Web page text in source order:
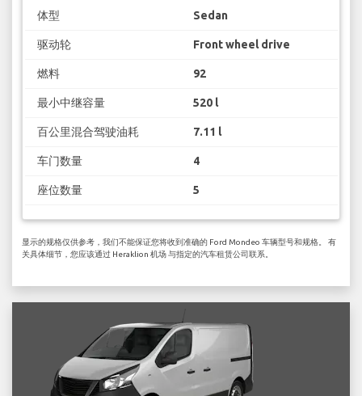
体型 Sedan
驱动轮 Front wheel drive
燃料 92
最小中继容量 520 l
百公里混合驾驶油耗 7.11 l
车门数量 4
座位数量 5
显示的规格仅供参考，我们不能保证您将收到准确的 Ford Mondeo 车辆型号和规格。 有
关具体细节，您应该通过 Heraklion 机场 与指定的汽车租赁公司联系。